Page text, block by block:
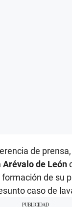
de
de León
de su
caso de